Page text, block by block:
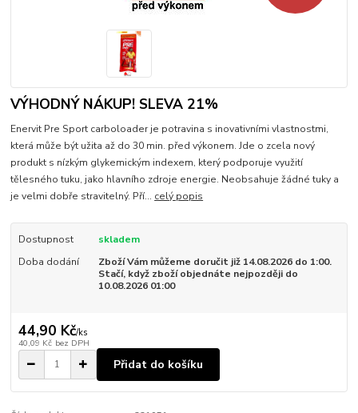
VÝHODNÝ NÁKUP! SLEVA 21%
Enervit Pre Sport carboloader je potravina s inovativními vlastnostmi,
která může být užita až do 30 min. před výkonem. Jde o zcela nový
produkt s nízkým glykemickým indexem, který podporuje využití
tělesného tuku, jako hlavního zdroje energie. Neobsahuje žádné tuky a
je velmi dobře stravitelný. Pří... celý popis
Dostupnost
skladem
Doba dodání
Zboží Vám můžeme doručit již 14.08.2026 do 1:00.
Stačí, když zboží objednáte nejpozději do
10.08.2026 01:00
44,90 Kč/ks
40,09 Kč bez DPH
Přidat do košíku